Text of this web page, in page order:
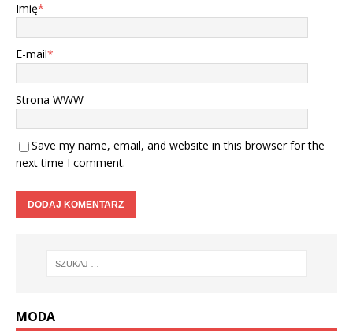
Imię*
E-mail*
Strona WWW
Save my name, email, and website in this browser for the
next time I comment.
MODA